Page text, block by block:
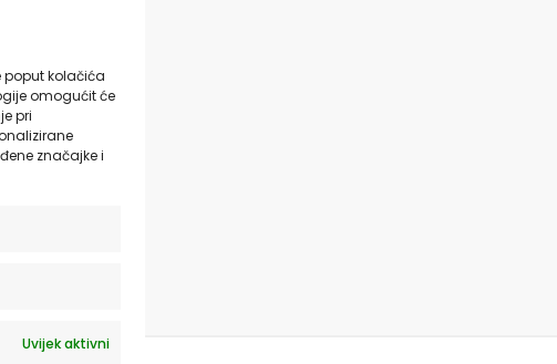
poput kolačića
omogućit će
pri
značajke i
Uvijek aktivni